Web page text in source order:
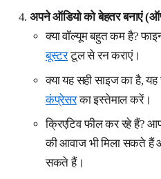
अपने ऑडियो को बेहतर बनाएं
क्या वॉल्यूम बहुत कम है?
बूस्टरटूल से रन कराएं।
क्या यह सही साइज का है,
कंप्रेसरका इस्तेमाल करें।
क्रिएटिव फील कर रहे हैं?
की आवाज भी मिला सकते हैं
सकते हैं।